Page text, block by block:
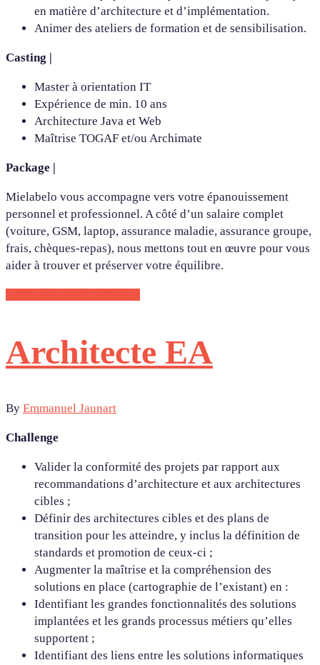
en matière d’architecture et d’implémentation.
Animer des ateliers de formation et de sensibilisation.
Casting |
Master à orientation IT
Expérience de min. 10 ans
Architecture Java et Web
Maîtrise TOGAF et/ou Archimate
Package |
Mielabelo vous accompagne vers votre épanouissement
personnel et professionnel. A côté d’un salaire complet
(voiture, GSM, laptop, assurance maladie, assurance groupe,
frais, chèques-repas), nous mettons tout en œuvre pour vous
aider à trouver et préserver votre équilibre.
Architecte EA
By Emmanuel Jaunart
Challenge
Valider la conformité des projets par rapport aux
recommandations d’architecture et aux architectures
cibles ;
Définir des architectures cibles et des plans de
transition pour les atteindre, y inclus la définition de
standards et promotion de ceux-ci ;
Augmenter la maîtrise et la compréhension des
solutions en place (cartographie de l’existant) en :
Identifiant les grandes fonctionnalités des solutions
implantées et les grands processus métiers qu’elles
supportent ;
Identifiant des liens entre les solutions informatiques